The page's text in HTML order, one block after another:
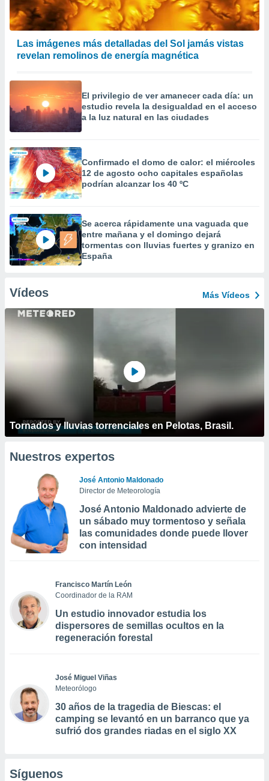
Las imágenes más detalladas del Sol jamás vistas
revelan remolinos de energía magnética
El privilegio de ver amanecer cada día: un
estudio revela la desigualdad en el acceso
a la luz natural en las ciudades
Confirmado el domo de calor: el miércoles
12 de agosto ocho capitales españolas
podrían alcanzar los 40 ºC
Se acerca rápidamente una vaguada que
entre mañana y el domingo dejará
tormentas con lluvias fuertes y granizo en
España
Vídeos Más Vídeos
Tornados y lluvias torrenciales en Pelotas, Brasil.
Nuestros expertos
José Antonio Maldonado
Director de Meteorología
José Antonio Maldonado advierte de
un sábado muy tormentoso y señala
las comunidades donde puede llover
con intensidad
Francisco Martín León
Coordinador de la RAM
Un estudio innovador estudia los
dispersores de semillas ocultos en la
regeneración forestal
José Miguel Viñas
Meteorólogo
30 años de la tragedia de Biescas: el
camping se levantó en un barranco que ya
sufrió dos grandes riadas en el siglo XX
Síguenos